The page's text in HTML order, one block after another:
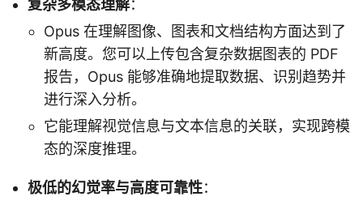
复杂多模态理解：
Opus 在理解图像、图表和文档结构方面达到了
新高度。您可以上传包含复杂数据图表的 PDF
报告，Opus 能够准确地提取数据、识别趋势并
进行深入分析。
它能理解视觉信息与文本信息的关联，实现跨模
态的深度推理。
极低的幻觉率与高度可靠性：